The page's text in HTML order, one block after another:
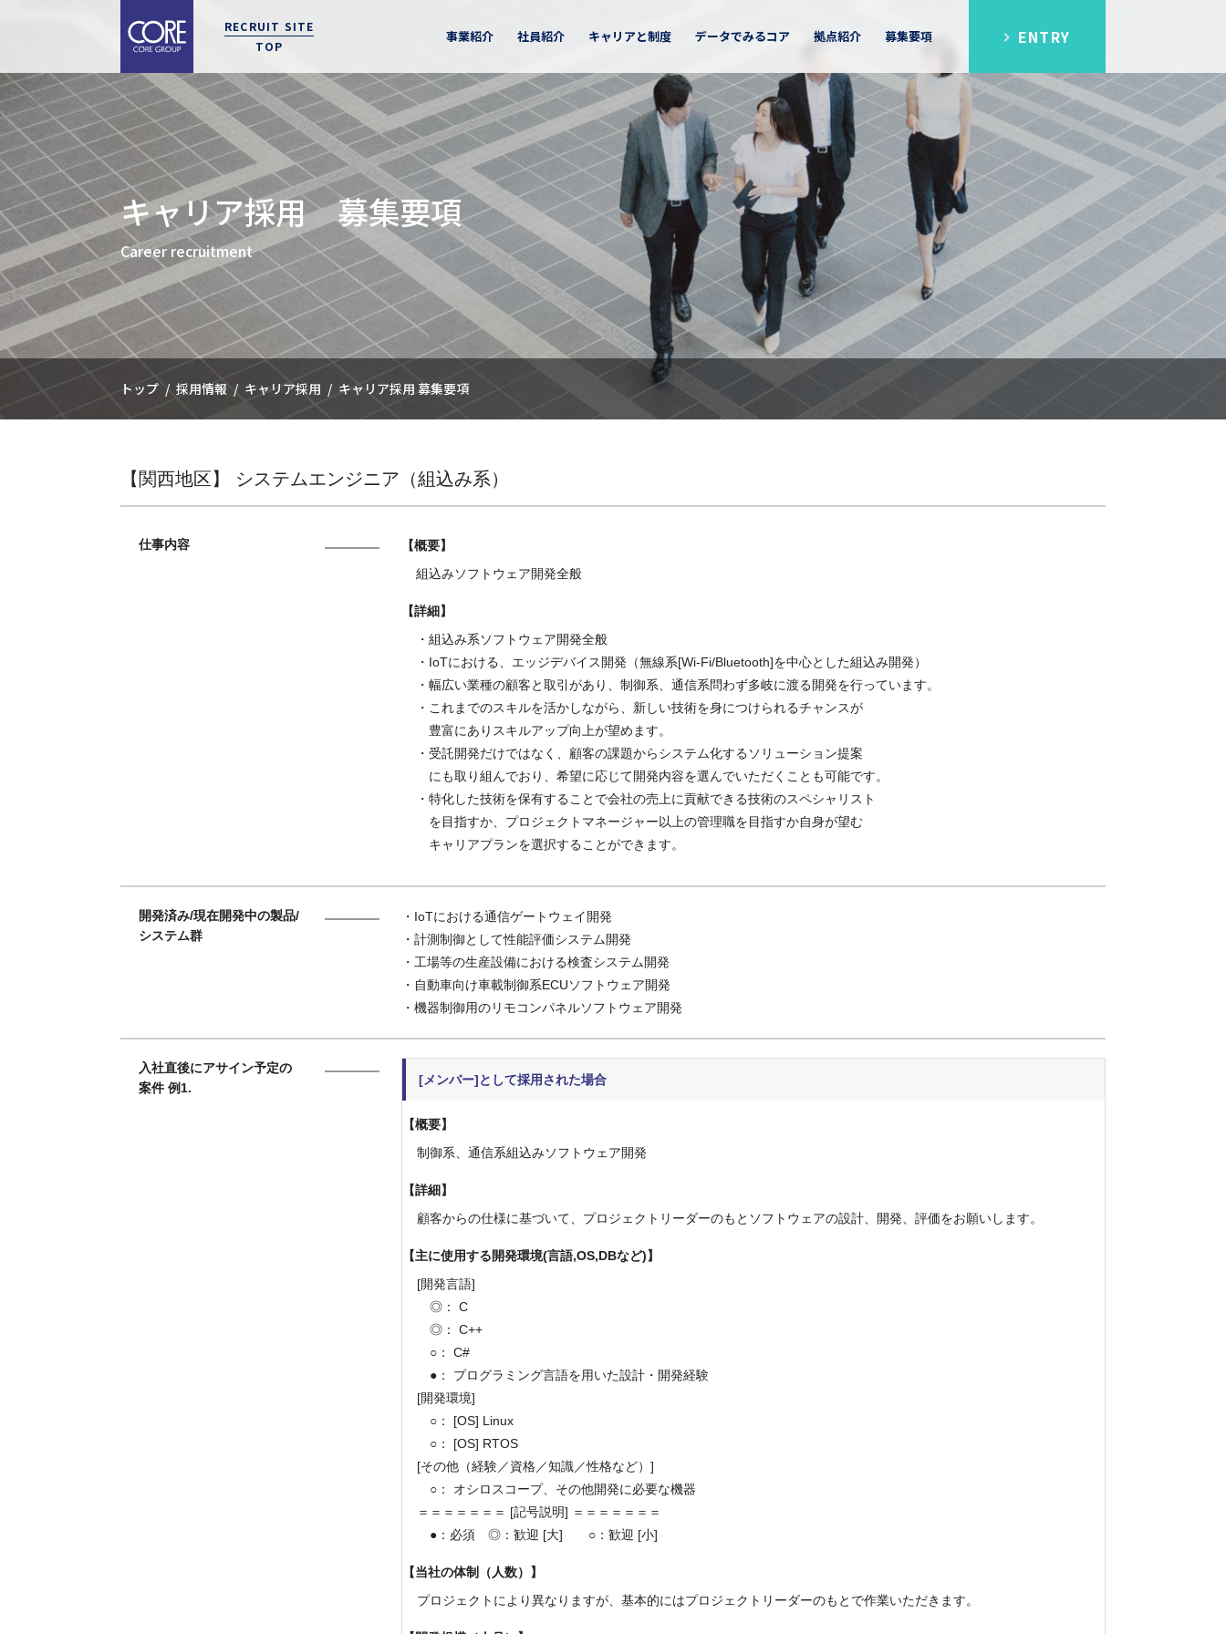
コ
ン
テ
ン
ツ
に
動
ニ
ュ
ー
RECRUIT SITE
TOP
事業紹介
事業紹介
CORE'S WAY
事業紹介TOP
未来社会ソリューション
公共
医療
エネルギー
産業技術ソリューション
事業
宇宙テック
IoT・ロボティクス
ソーシャルメディア
社員紹介 キャリアと制度
キャリアと制度
CAREER & SYSTEM
働き方／福利厚生 キャリアパス
教育プログラム
データでみるコア 拠点紹介
拠点紹介
OFFICE
東京地区 北海道地区
東関東地区
中部地区
関西地区
中四国地区
九州地区
募集要項
募集要項
REQUIREMENTS
新卒採用
募集要項
選考の流れ
キャリア採用
募集要項
選考の流れ
インターンシップ FAQ
ENTRY
エントリー
ENTRY
エントリーサイト
マイナビ2027 マイナビ2028
キャリア採用ENTRY
キャリア採用 募集要項
Career recruitment
トップ 採用情報 キャリア採用 キャリア採用 募集要項
【関西地区】 システムエンジニア（組込み系）
仕事内容
概要
組込みソフトウェア開発全般
詳細
・組込み系ソフトウェア開発全般
・IoTにおける、エッジデバイス開発（無線系[Wi-Fi/Bluetooth]を中心とした組込み開発）
・幅広い業種の顧客と取引があり、制御系、通信系問わず多岐に渡る開発を行っています。
・これまでのスキルを活かしながら、新しい技術を身につけられるチャンスが
豊富にありスキルアップ向上が望めます。
・受託開発だけではなく、顧客の課題からシステム化するソリューション提案
にも取り組んでおり、希望に応じて開発内容を選んでいただくことも可能です。
・特化した技術を保有することで会社の売上に貢献できる技術のスペシャリスト
を目指すか、プロジェクトマネージャー以上の管理職を目指すか自身が望む
キャリアプランを選択することができます。
開発済み/現在開発中の製品/
システム群
・IoTにおける通信ゲートウェイ開発
・計測制御として性能評価システム開発
・工場等の生産設備における検査システム開発
・自動車向け車載制御系ECUソフトウェア開発
・機器制御用のリモコンパネルソフトウェア開発
入社直後にアサイン予定の
案件 例1.
[メンバー]として採用された場合
概要
制御系、通信系組込みソフトウェア開発
詳細
顧客からの仕様に基づいて、プロジェクトリーダーのもとソフトウェアの設計、開発、評価をお願いします。
主に使用する開発環境(言語,OS,DBなど)
[開発言語]
◎： C
◎： C++
○： C#
●： プログラミング言語を用いた設計・開発経験
[開発環境]
○： [OS] Linux
○： [OS] RTOS
[その他（経験／資格／知識／性格など）]
○： オシロスコープ、その他開発に必要な機器
＝＝＝＝＝＝＝ [記号説明] ＝＝＝＝＝＝＝
●：必須 ◎：歓迎 [大] ○：歓迎 [小]
当社の体制（人数）
プロジェクトにより異なりますが、基本的にはプロジェクトリーダーのもとで作業いただきます。